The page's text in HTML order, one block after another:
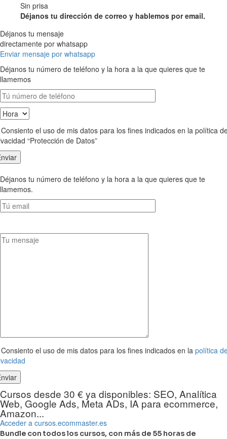
Sin prisa
Déjanos tu dirección de correo y hablemos por email.
Déjanos tu mensaje
directamente por whatsapp
Enviar mensaje por whatsapp
Déjanos tu número de teléfono y la hora a la que quieres que te
llamemos
el uso de mis datos para los fines indicados en la política
“Protección de Datos”
Déjanos tu número de teléfono y la hora a la que quieres que te
llamemos.
el uso de mis datos para los fines indicados en la política
Cursos desde 30 € ya disponibles: SEO, Analítica
Web, Google Ads, Meta ADs, IA para ecommerce,
Amazon...
Acceder a cursos.ecommaster.es
Bundle con todos los cursos, con más de 55 horas de